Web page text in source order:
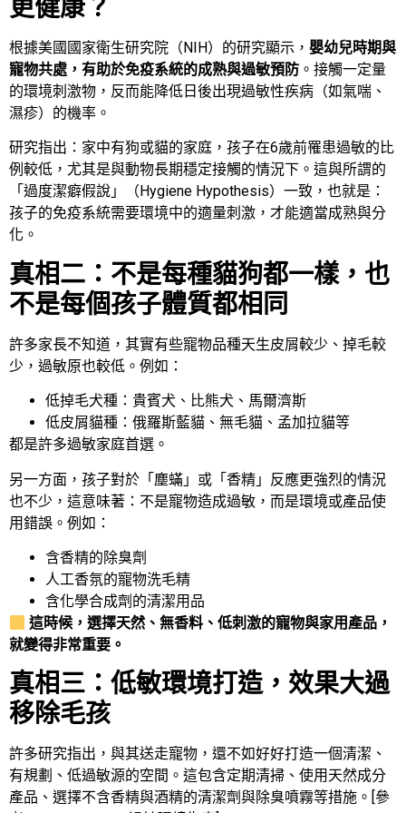
更健康？
根據美國國家衛生研究院（NIH）的研究顯示， 嬰幼兒時期與
寵物共處，有助於免疫系統的成熟與過敏預防 。接觸一定量
的環境刺激物，反而能降低日後出現過敏性疾病（如氣喘、
濕疹）的機率。
研究指出：家中有狗或貓的家庭，孩子在6歲前罹患過敏的比
例較低，尤其是與動物長期穩定接觸的情況下。這與所謂的
「過度潔癖假說」（Hygiene Hypothesis）一致，也就是：
孩子的免疫系統需要環境中的適量刺激，才能適當成熟與分
化。
真相二：不是每種貓狗都一樣，也
不是每個孩子體質都相同
許多家長不知道，其實有些寵物品種天生皮屑較少、掉毛較
少，過敏原也較低。例如：
低掉毛犬種：貴賓犬、比熊犬、馬爾濟斯
低皮屑貓種：俄羅斯藍貓、無毛貓、孟加拉貓等
都是許多過敏家庭首選。
另一方面，孩子對於「塵蟎」或「香精」反應更強烈的情況
也不少，這意味著：不是寵物造成過敏，而是環境或產品使
用錯誤。例如：
含香精的除臭劑
人工香氛的寵物洗毛精
含化學合成劑的清潔用品
這時候，選擇天然、無香料、低刺激的寵物與家用產品，
就變得非常重要。
真相三：低敏環境打造，效果大過
移除毛孩
許多研究指出，與其送走寵物，還不如好好打造一個清潔、
有規劃、低過敏源的空間。這包含定期清掃、使用天然成分
產品、選擇不含香精與酒精的清潔劑與除臭噴霧等措施。[參